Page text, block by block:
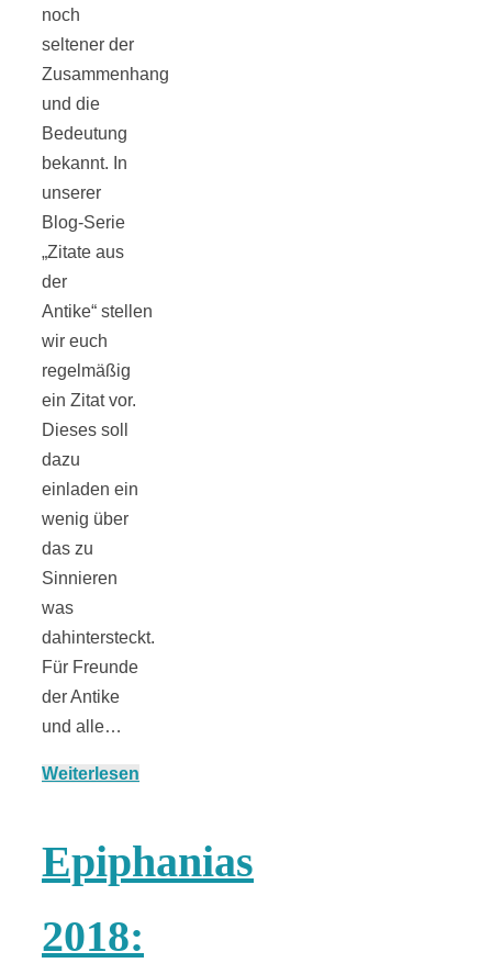
noch
seltener der
Zusammenhang
und die
Bedeutung
bekannt. In
unserer
Blog-Serie
„Zitate aus
der
Antike“ stellen
wir euch
regelmäßig
ein Zitat vor.
Dieses soll
dazu
einladen ein
wenig über
das zu
Sinnieren
was
dahintersteckt.
Für Freunde
der Antike
und alle…
Weiterlesen
Epiphanias
2018: